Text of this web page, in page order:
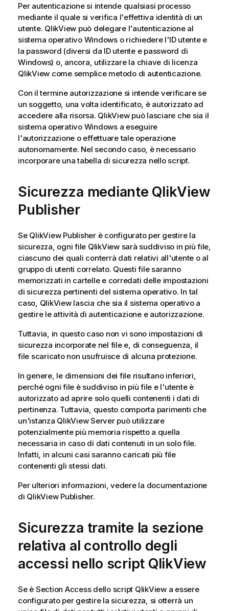
Per autenticazione si intende qualsiasi processo
mediante il quale si verifica l'effettiva identità di un
utente. QlikView può delegare l'autenticazione al
sistema operativo Windows o richiedere l'ID utente e
la password (diversi da ID utente e password di
Windows) o, ancora, utilizzare la chiave di licenza
QlikView come semplice metodo di autenticazione.
Con il termine autorizzazione si intende verificare se
un soggetto, una volta identificato, è autorizzato ad
accedere alla risorsa. QlikView può lasciare che sia il
sistema operativo Windows a eseguire
l'autorizzazione o effettuare tale operazione
autonomamente. Nel secondo caso, è necessario
incorporare una tabella di sicurezza nello script.
Sicurezza mediante QlikView
Publisher
Se QlikView Publisher è configurato per gestire la
sicurezza, ogni file QlikView sarà suddiviso in più file,
ciascuno dei quali conterrà dati relativi all'utente o al
gruppo di utenti correlato. Questi file saranno
memorizzati in cartelle e corredati delle impostazioni
di sicurezza pertinenti del sistema operativo. In tal
caso, QlikView lascia che sia il sistema operativo a
gestire le attività di autenticazione e autorizzazione.
Tuttavia, in questo caso non vi sono impostazioni di
sicurezza incorporate nel file e, di conseguenza, il
file scaricato non usufruisce di alcuna protezione.
In genere, le dimensioni dei file risultano inferiori,
perché ogni file è suddiviso in più file e l'utente è
autorizzato ad aprire solo quelli contenenti i dati di
pertinenza. Tuttavia, questo comporta parimenti che
un'istanza QlikView Server può utilizzare
potenzialmente più memoria rispetto a quella
necessaria in caso di dati contenuti in un solo file.
Infatti, in alcuni casi saranno caricati più file
contenenti gli stessi dati.
Per ulteriori informazioni, vedere la documentazione
di QlikView Publisher.
Sicurezza tramite la sezione
relativa al controllo degli
accessi nello script QlikView
Se è Section Access dello script QlikViewa essere
configurato per gestire la sicurezza, si otterrà un